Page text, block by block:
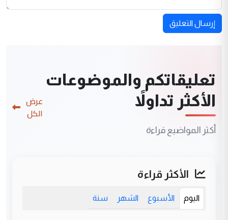
إرسال التعليق
تعليقاتكم والموضوعات
الأكثر تداولاً
أكثر المواضيع قراءة
عرض
الكل
الأكثر قراءة
اليوم الأسبوع الشهر سنة